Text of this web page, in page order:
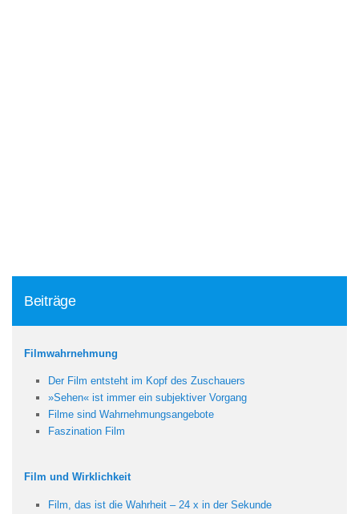
Beiträge
Filmwahrnehmung
Der Film entsteht im Kopf des Zuschauers
»Sehen« ist immer ein subjektiver Vorgang
Filme sind Wahrnehmungsangebote
Faszination Film
Film und Wirklichkeit
Film, das ist die Wahrheit – 24 x in der Sekunde